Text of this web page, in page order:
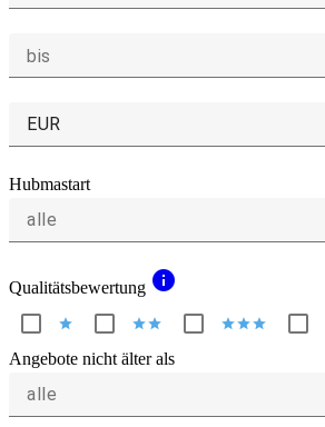
bis
EUR
Hubmastart
alle
Qualitätsbewertung info
star starstar starstarstar
Angebote nicht älter als
alle